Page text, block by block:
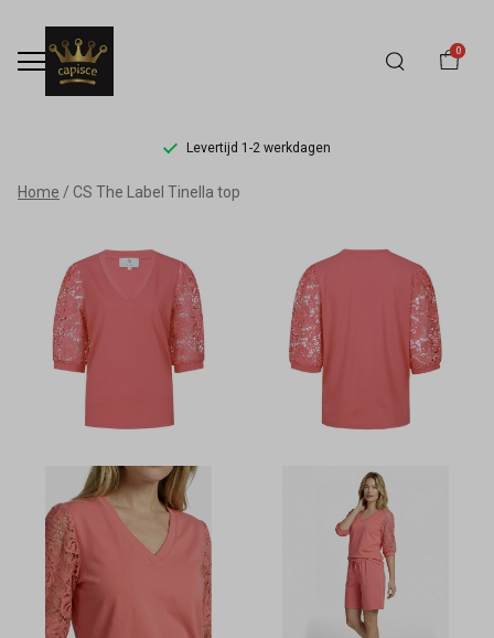
0
Levertijd 1-2 werkdagen
CS
Label
Tinella
top
Capisce
Mode
Home CS The Label Tinella top